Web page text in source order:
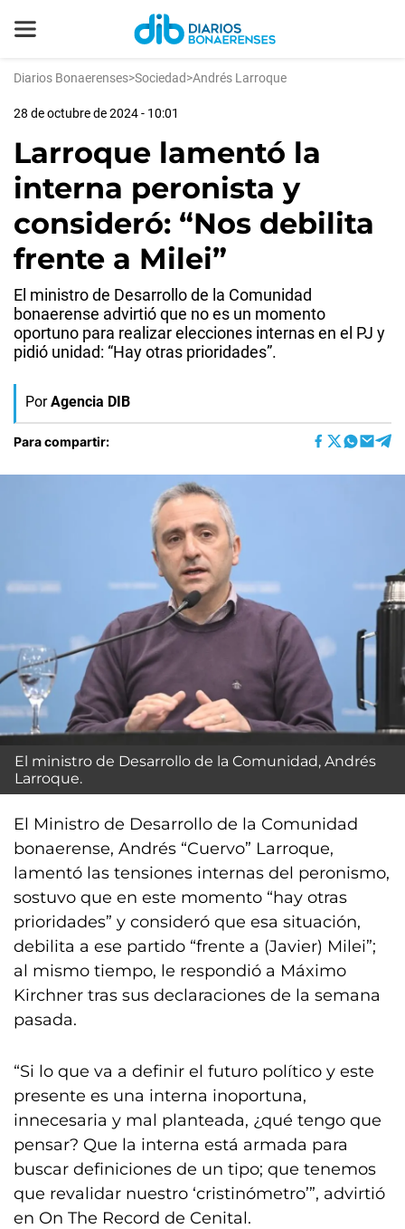
Diarios Bonaerenses>Sociedad>Andrés Larroque
28 de octubre de 2024 - 10:01
Larroque lamentó la
interna peronista y
consideró: “Nos debilita
frente a Milei”
El ministro de Desarrollo de la Comunidad
bonaerense advirtió que no es un momento
oportuno para realizar elecciones internas en el PJ y
pidió unidad: “Hay otras prioridades”.
Por Agencia DIB
Para compartir:
El ministro de Desarrollo de la Comunidad, Andrés
Larroque.
El Ministro de Desarrollo de la Comunidad
bonaerense, Andrés “Cuervo” Larroque,
lamentó las tensiones internas del peronismo,
sostuvo que en este momento “hay otras
prioridades” y consideró que esa situación,
debilita a ese partido “frente a (Javier) Milei”;
al mismo tiempo, le respondió a Máximo
Kirchner tras sus declaraciones de la semana
pasada.
“Si lo que va a definir el futuro político y este
presente es una interna inoportuna,
innecesaria y mal planteada, ¿qué tengo que
pensar? Que la interna está armada para
buscar definiciones de un tipo; que tenemos
que revalidar nuestro ‘cristinómetro’”, advirtió
en On The Record de Cenital.